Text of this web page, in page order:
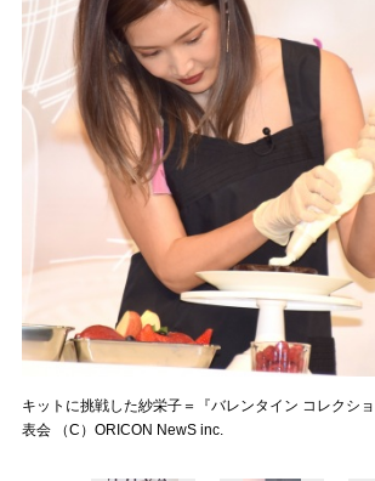
キットに挑戦した紗栄子＝『バレンタイン コレクシ
表会 （C）ORICON NewS inc.